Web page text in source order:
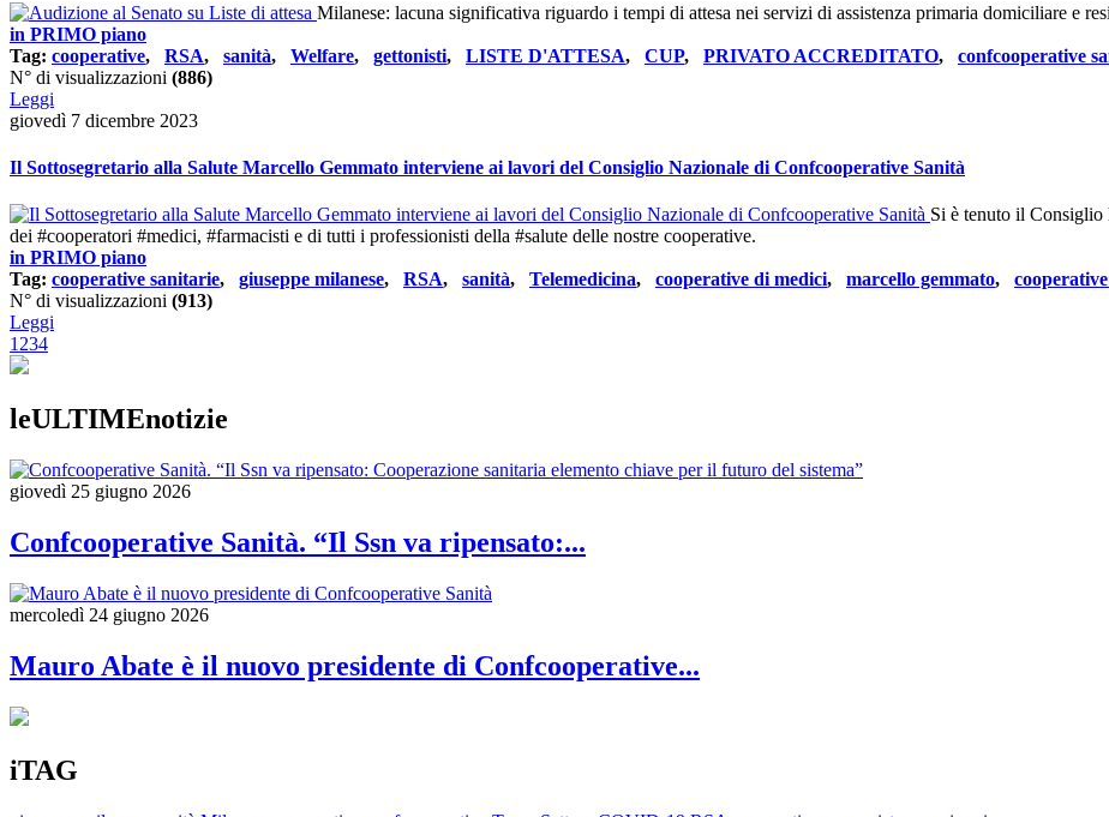
Milanese: lacuna significativa riguardo i tempi di attesa nei servizi di assistenza primaria domiciliare e
in PRIMO piano
Tag: cooperative, RSA, sanità, Welfare, gettonisti, LISTE D'ATTESA, CUP, PRIVATO ACCREDITATO, confcooperative
N° di visualizzazioni (886)
Leggi
giovedì 7 dicembre 2023
Il Sottosegretario alla Salute Marcello Gemmato interviene ai lavori del Consiglio Nazionale di Confcooperative Sanità
Si è tenuto il Consiglio
dei #cooperatori #medici, #farmacisti e di tutti i professionisti della #salute delle nostre cooperative.
in PRIMO piano
Tag: cooperative sanitarie, giuseppe milanese, RSA, sanità, Telemedicina, cooperative di medici, marcello gemmato,
N° di visualizzazioni (913)
Leggi
1234
leULTIMEnotizie
giovedì 25 giugno 2026
Confcooperative Sanità. “Il Ssn va ripensato:...
mercoledì 24 giugno 2026
Mauro Abate è il nuovo presidente di Confcooperative...
iTAG